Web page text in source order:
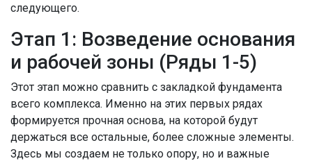
следующего.
Этап 1: Возведение основания
и рабочей зоны (Ряды 1-5)
Этот этап можно сравнить с закладкой фундамента
всего комплекса. Именно на этих первых рядах
формируется прочная основа, на которой будут
держаться все остальные, более сложные элементы.
Здесь мы создаем не только опору, но и важные